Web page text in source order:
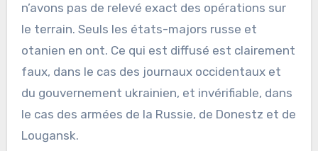
n’avons pas de relevé exact des opérations sur
le terrain. Seuls les états-majors russe et
otanien en ont. Ce qui est diffusé est clairement
faux, dans le cas des journaux occidentaux et
du gouvernement ukrainien, et invérifiable, dans
le cas des armées de la Russie, de Donestz et de
Lougansk.